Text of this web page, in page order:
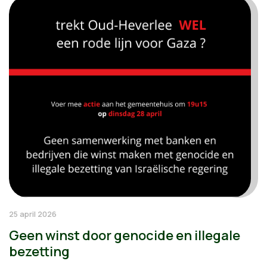
25 april 2026
Geen winst door genocide en illegale
bezetting